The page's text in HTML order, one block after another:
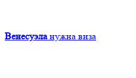
Венесуэла нужна виза